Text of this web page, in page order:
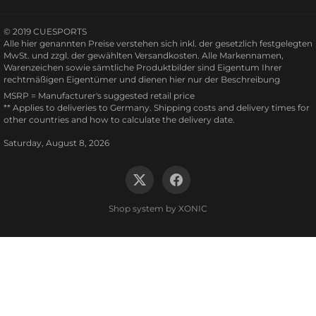
© 2019 CUESPORTS
Alle hier genannten Preise verstehen sich inkl. der gesetzlich festgelegten
MwSt. und zzgl. der gewählten Versandkosten. Alle Markennamen,
Warenzeichen sowie sämtliche Produktbilder sind Eigentum Ihrer
rechtmäßigen Eigentümer und dienen hier nur der Beschreibung
MSRP = Manufacturer's suggested retail price
** Applies to deliveries to Germany. Shipping costs and delivery times for
other countries and how to calculate the delivery date.
Saturday, August 8, 2026
TwitterFacebook
Shop system by XONIC